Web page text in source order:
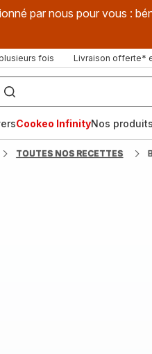
par nous pour vous :
fois Livraison offerte*
vous
?",
fryer",Cookeo InfinityNos produits
TOUTES NOS RECETTES